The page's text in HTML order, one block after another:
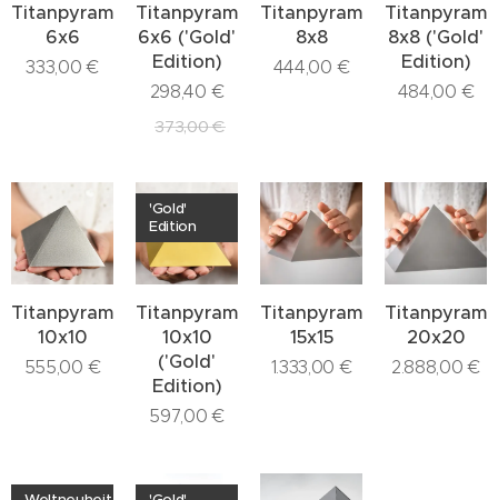
Titanpyramide
6x6
333,00 €
Titanpyramide
6x6 ('Gold'
Edition)
298,40 €
373,00€
Titanpyramide
8x8
444,00 €
8x8 ('Gold'
Edition)
484,00 €
Titanpyramide
10x10
555,00 €
Titanpyramide
10x10
('Gold'
Edition)
'Gold'
Edition
597,00 €
Titanpyramide
15x15
1.333,00 €
20x20
2.888,00 €